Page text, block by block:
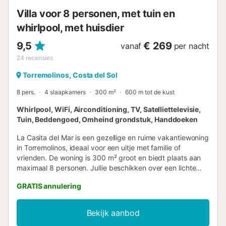
Meer informatie...
Villa voor 8 personen, met tuin en
whirlpool, met huisdier
9,5
24 recensies
vanaf € 269 per nacht
Torremolinos, Costa del Sol
8 pers. 4 slaapkamers 300 m² 600 m tot de kust
Whirlpool, WiFi, Airconditioning, TV, Satelliettelevisie,
Tuin, Beddengoed, Omheind grondstuk, Handdoeken
La Casita del Mar is een gezellige en ruime vakantiewoning
in Torremolinos, ideaal voor een uitje met familie of
vrienden. De woning is 300 m² groot en biedt plaats aan
maximaal 8 personen. Jullie beschikken over een lichte
badkamers en een extra toilet. Tot de voorzieningen
behoren snel Wi-Fi geschikt voor thuiswerken en
videogesprekken, een aparte werkplek, smart-tv met
streamingdiensten, airconditioning, wasmachine, droger en
GRATIS annulering
Bekijk aanbod